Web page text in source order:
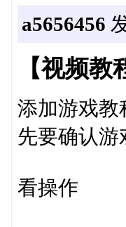
a5656456
【视频
添加游戏教
先要确认游
看操作